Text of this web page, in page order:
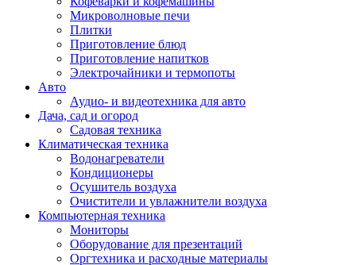
Микроволновые печи
Плитки
Приготовление блюд
Приготовление напитков
Электрочайники и термопоты
Авто
Аудио- и видеотехника для авто
Дача, сад и огород
Садовая техника
Климатическая техника
Водонагреватели
Кондиционеры
Осушитель воздуха
Очистители и увлажнители воздуха
Компьютерная техника
Мониторы
Оборудование для презентаций
Оргтехника и расходные материалы